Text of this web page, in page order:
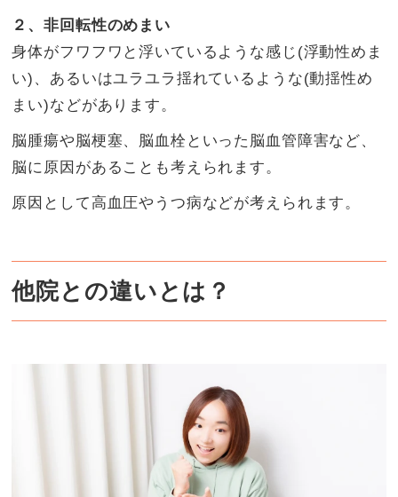
２、非回転性のめまい
身体がフワフワと浮いているような感じ(浮動性めま
い)、あるいはユラユラ揺れているような(動揺性め
まい)などがあります。
脳腫瘍や脳梗塞、脳血栓といった脳血管障害など、
脳に原因があることも考えられます。
原因として高血圧やうつ病などが考えられます。
他院との違いとは？